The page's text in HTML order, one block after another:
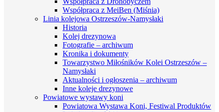
Współpraca z MeiBen (Miśnia)
Linia kolejowa Ostrzeszów-Namysłaki
Historia
Kolej drezynowa
Fotografie – archiwum
Kronika i dokumenty
Towarzystwo Miłośników Kolei Ostrzeszów –
Namysłaki
Aktualności i ogłoszenia – archiwum
Inne koleje drezynowe
Powiatowe wystawy koni
Powiatowa Wystawa Koni, Festiwal Produktów